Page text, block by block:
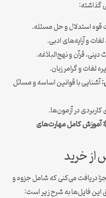
گذاشته:
قوه استدلال و حل مسئله.
لغات و آرایه‌های ادبی.
قرآن و نهج‌البلاغه.
لغات و گرامر زبان.
آشنایی با قوانین اساسه و مسائل
کاربردی در آزمون‌ها.
۷. دانش عمومی کامپیوتر (ICDL): آموزش کامل مهارت‌های
از خرید
رو دانلود می‌کنی، ۸ فایل مجزا دریافت می‌کنی که شامل جزوه و
فایل‌ها به شرح زیر است: